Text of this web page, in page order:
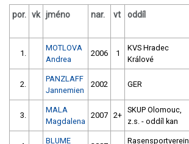
por. vk jméno nar. vt oddíl
1.
MOTLOVA
Andrea
2006 1
KVS Hradec
Králové
2.
PANZLAFF
Jannemien
2002 GER
3.
MALA
Magdalena
2007 2+
SKUP Olomouc,
z.s. - oddíl kan
BLUME
Rasensportverein